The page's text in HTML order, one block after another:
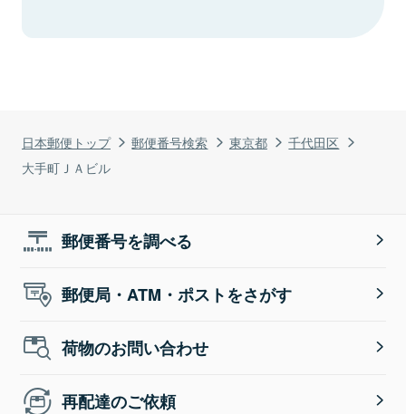
日本郵便トップ 郵便番号検索 東京都
千代田区
大手町ＪＡビル
郵便番号を調べる
郵便局・ATM・ポストをさがす
荷物のお問い合わせ
再配達のご依頼